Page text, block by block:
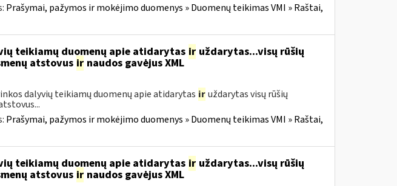
Prašymai, pažymos ir mokėjimo duomenys » Duomenų teikimas VMI » Raštai,
teikiamų duomenų apie atidarytas iruždarytas...visų rūšių
atstovus irnaudos gavėjus XML
dalyvių teikiamų duomenų apie atidarytas ir uždarytas visų rūšių
Prašymai, pažymos ir mokėjimo duomenys » Duomenų teikimas VMI » Raštai,
teikiamų duomenų apie atidarytas iruždarytas...visų rūšių
atstovus irnaudos gavėjus XML